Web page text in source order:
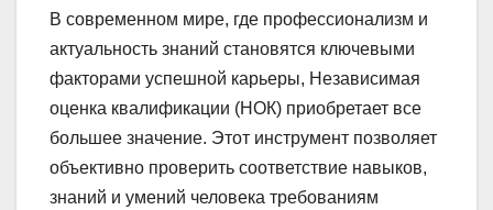
В современном мире, где профессионализм и
актуальность знаний становятся ключевыми
факторами успешной карьеры, Независимая
оценка квалификации (НОК) приобретает все
большее значение. Этот инструмент позволяет
объективно проверить соответствие навыков,
знаний и умений человека требованиям